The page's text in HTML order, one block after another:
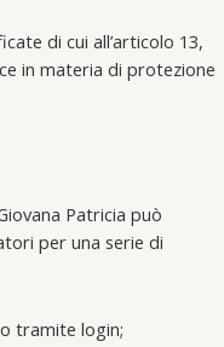
di cui all’articolo 13,
in materia di protezione
Patricia può
per una serie di
tramite login;